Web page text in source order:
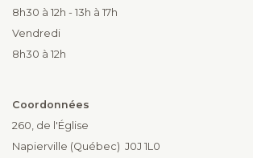
8h30 à 12h - 13h à 17h
Vendredi
8h30 à 12h
Coordonnées
260, de l'Église
Napierville (Québec) J0J 1L0